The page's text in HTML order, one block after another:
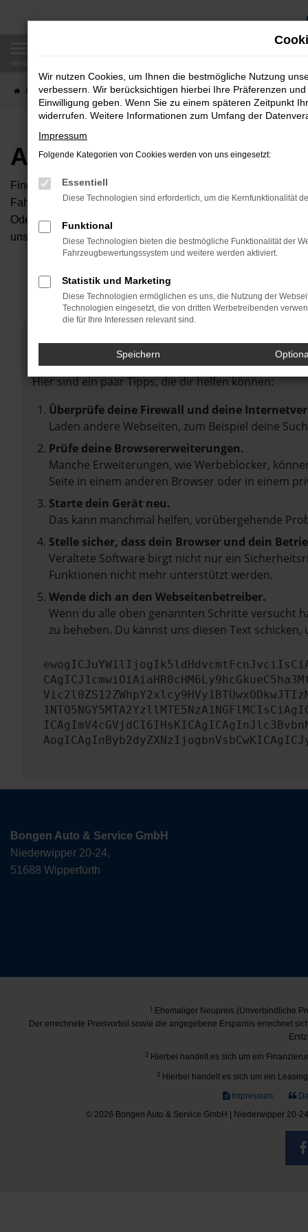
Zum
Startseite Fahrzeugangebote Autobörse
Autobörse
Finden Sie Ihren neuen Traumwagen bei uns. Dafür haben
Fahrzeuge an, die bei uns auf dem Hof stehen. Dann
Oder Sie klicken auf den Button Autobörse und Sie haben
unserem Händlernetzwerk. Diese Fahrzeuge können wir
Fehler: Network Error
Beim Laden ist ein Fehler aufgetreten.
Hier sind ein paar Tipps, die dir helfen können:
Überprüfe deine Firewall und deine
Laden andere Webseiten, zum Beispiel deine
Prüfe deine Browsererweiterungen.
Manche Erweiterungen, wie Werbeblocker,
Seite in einem anderen Browser oder in einem
Starte dein Gerät neu.
Das kann manchmal helfen, vorübergehende
Stelle sicher, dass dein Browser und dein
Veraltete Software birgt nicht nur ein
Funktionen nicht mehr unterstützt werden.
Wende dich an den Webseitenbetreiber.
Wenn du alle oben genannten Schritte versucht
zu beheben. Du kannst uns diesen Text
Bongen Auto & Service GmbH
Niederwipper 20-24,
51688 Wipperfürth
1Ehemaliger Neupreis (Unverbindliche
Der errechnete Preisvorteil sowie die angegebene Ersparnis errechnet
2 Hierbei handelt es sich um ein
3 Hierbei handelt es sich um ein
Impressum
© 2026 Bongen Auto & Service GmbH | Niederwipper 20-
Wir nutzen Cookies, um Ihnen die bestmögliche Nutzung
verbessern. Wir berücksichtigen hierbei Ihre Präferenzen
Einwilligung geben. Wenn Sie zu einem späteren Zeitpunkt
widerrufen. Weitere Informationen zum Umfang der
Impressum
Folgende Kategorien von Cookies werden von uns eingesetzt:
Essentiell
Diese Technologien sind erforderlich, um die Kernfunktionalität
Funktional
Diese Technologien bieten die bestmögliche Funktionalität der
Fahrzeugbewertungssystem und weitere werden aktiviert.
Statistik und Marketing
Diese Technologien ermöglichen es uns, die Nutzung der
Technologien eingesetzt, die von dritten Werbetreibenden
die für Ihre Interessen relevant sind.
Speichern